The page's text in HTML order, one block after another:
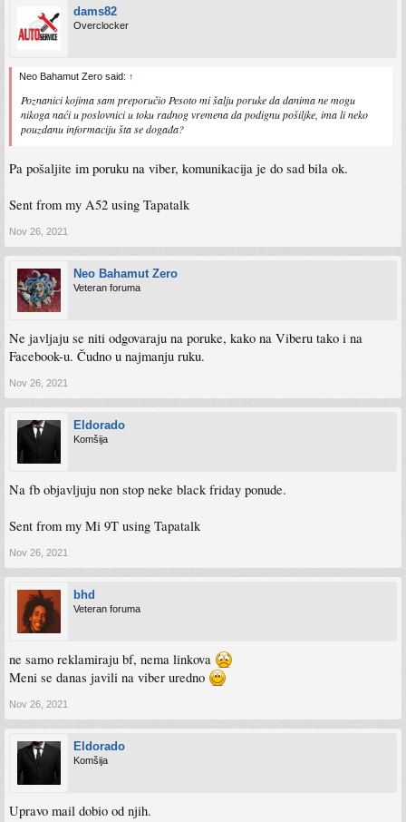
dams82
Overclocker
Neo Bahamut Zero said: ↑
Poznanici kojima sam preporučio Pesoto mi šalju poruke da danima ne mogu
nikoga naći u poslovnici u toku radnog vremena da podignu pošiljke, ima li neko
pouzdanu informaciju šta se događa?
Pa pošaljite im poruku na viber, komunikacija je do sad bila ok.
Sent from my A52 using Tapatalk
Nov 26, 2021
Neo Bahamut Zero
Veteran foruma
Ne javljaju se niti odgovaraju na poruke, kako na Viberu tako i na
Facebook-u. Čudno u najmanju ruku.
Nov 26, 2021
Eldorado
Komšija
Na fb objavljuju non stop neke black friday ponude.
Sent from my Mi 9T using Tapatalk
Nov 26, 2021
bhd
Veteran foruma
ne samo reklamiraju bf, nema linkova
Meni se danas javili na viber uredno
Nov 26, 2021
Eldorado
Komšija
Upravo mail dobio od njih.